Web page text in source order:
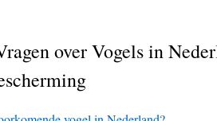
over Vogels in